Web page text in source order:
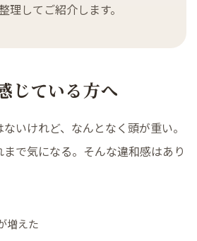
理してご紹介します。
じている方へ
いけれど、なんとなく頭が重い。
で気になる。そんな違和感はあり
増えた